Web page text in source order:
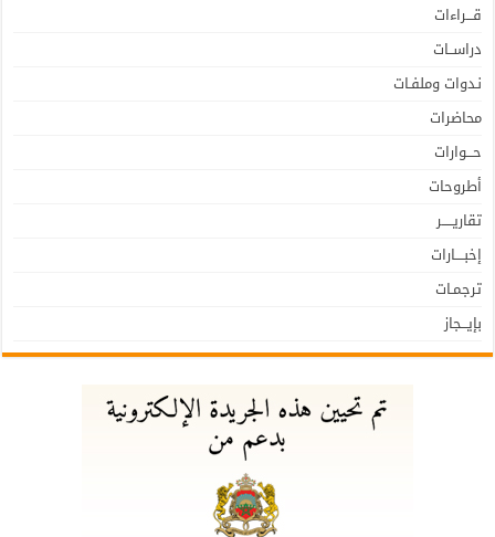
قـــراءات
دراســات
نـدوات وملفـات
محاضرات
حـــوارات
أطروحات
تقاريـــــر
إخبــــارات
ترجمـات
بإيـــجاز